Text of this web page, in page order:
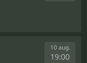
10 aug.
19:00